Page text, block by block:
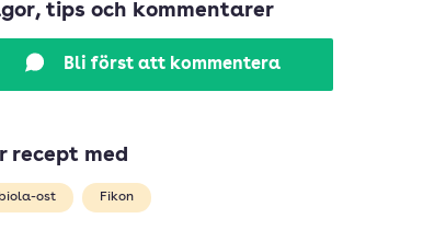
tips och kommentarer
Bli först att kommentera
recept med
ost Fikon